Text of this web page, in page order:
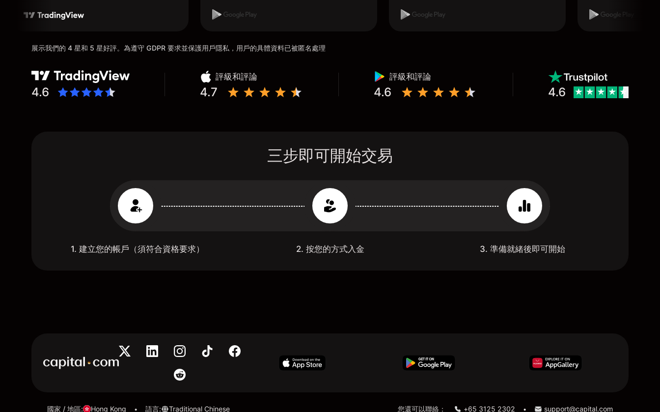
展示我們的 4 星和 5 星好評。為遵守 GDPR 要求並保護用戶隱私，用戶的具體資料已被匿名處理
4.6
評級和評論
4.7
評級和評論
4.6 4.6
三步即可開始交易
1. 建立您的帳戶（須符合資格要求） 2. 按您的方式入金 3. 準備就緒後即可開始
國家 / 地區: Hong Kong • 語言: Traditional Chinese 您還可以聯絡： +65 3125 2302 • support@capital.com